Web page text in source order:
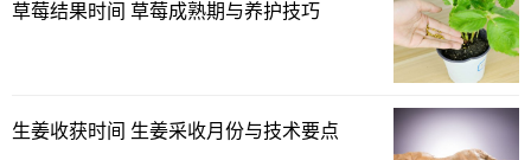
综上所述，草莓不甜的原因多种多样，涉及到品种、成熟
度、生长环境、施肥管理、水分管理、病虫害影响、采摘和
储存条件、基因因素、土壤条件以及气候条件等多个方面。
要提高草莓的甜度，需要从这些方面入手，进行综合管理。
草莓结果时间 草莓成熟期与养护技巧
生姜收获时间 生姜采收月份与技术要点